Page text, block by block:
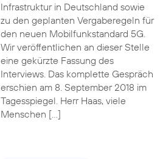
Infrastruktur in Deutschland sowie
zu den geplanten Vergaberegeln für
den neuen Mobilfunkstandard 5G.
Wir veröffentlichen an dieser Stelle
eine gekürzte Fassung des
Interviews. Das komplette Gespräch
erschien am 8. September 2018 im
Tagesspiegel. Herr Haas, viele
Menschen […]